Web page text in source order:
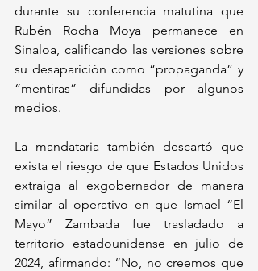
durante su conferencia matutina que
Rubén Rocha Moya permanece en
Sinaloa, calificando las versiones sobre
su desaparición como “propaganda” y
“mentiras” difundidas por algunos
medios.
La mandataria también descartó que
exista el riesgo de que Estados Unidos
extraiga al exgobernador de manera
similar al operativo en que Ismael “El
Mayo” Zambada fue trasladado a
territorio estadounidense en julio de
2024, afirmando: “No, no creemos que